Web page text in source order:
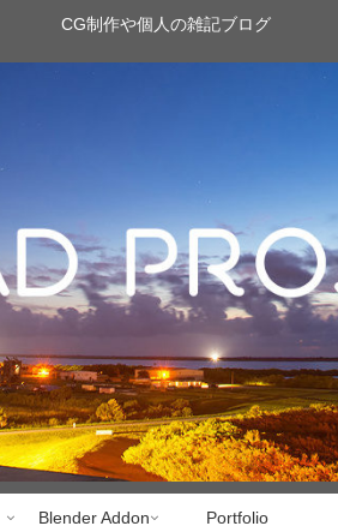
CG制作や個人の雑記ブログ
Blender Addon Portfolio